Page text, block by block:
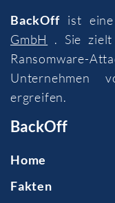
BackOffist eine
GmbH
. Sie
Ransomware-
Unternehmen
ergreifen.
BackOff
Home
Fakten